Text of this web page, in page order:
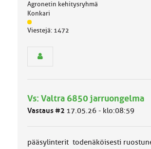
Agronetin kehitysryhmä
Konkari
J
ä
m
ä
k
Viestejä: 1472
Vs: Valtra 6850 jarruongelma
Vastaus #2 17.05.26 - klo:08:59
pääsylinterit todenäköisesti